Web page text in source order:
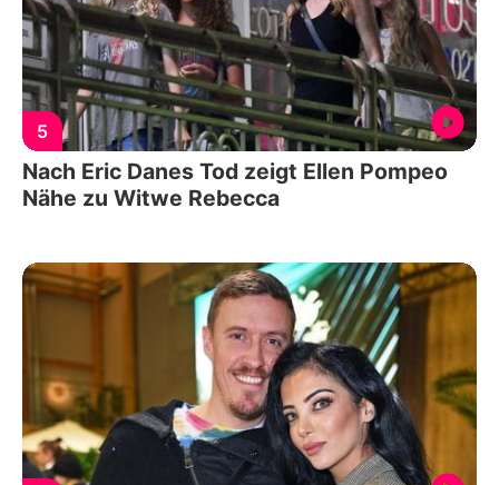
5
Nach Eric Danes Tod zeigt Ellen Pompeo
Nähe zu Witwe Rebecca